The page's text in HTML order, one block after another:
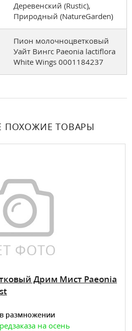
Деревенский (Rustic),
Природный (NatureGarden)
Пион молочноцветковый
Уайт Вингс Paeonia lactiflora
White Wings 0001184237
ПОХОЖИЕ ТОВАРЫ
Дрим Мист Paeonia
размножении
на осень